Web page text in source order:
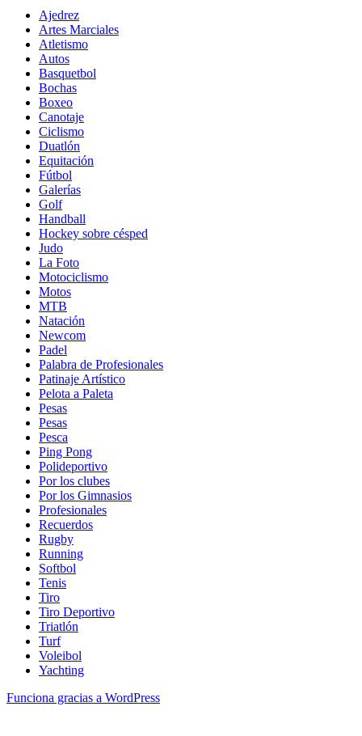
Ajedrez
Artes Marciales
Atletismo
Autos
Basquetbol
Bochas
Boxeo
Canotaje
Ciclismo
Duatlón
Equitación
Fútbol
Galerías
Golf
Handball
Hockey sobre césped
Judo
La Foto
Motociclismo
Motos
MTB
Natación
Newcom
Padel
Palabra de Profesionales
Patinaje Artístico
Pelota a Paleta
Pesas
Pesas
Pesca
Ping Pong
Polideportivo
Por los clubes
Por los Gimnasios
Profesionales
Recuerdos
Rugby
Running
Softbol
Tenis
Tiro
Tiro Deportivo
Triatlón
Turf
Voleibol
Yachting
Funciona gracias a WordPress